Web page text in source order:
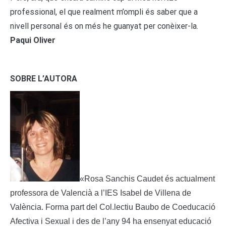
professional, el que realment m’ompli és saber que a
nivell personal és on més he guanyat per conèixer-la.
Paqui Oliver
SOBRE L’AUTORA
«Rosa Sanchis Caudet és actualment
professora de Valencià a l’IES Isabel de Villena de
València. Forma part del Col.lectiu Baubo de Coeducació
Afectiva i Sexual i des de l’any 94 ha ensenyat educació